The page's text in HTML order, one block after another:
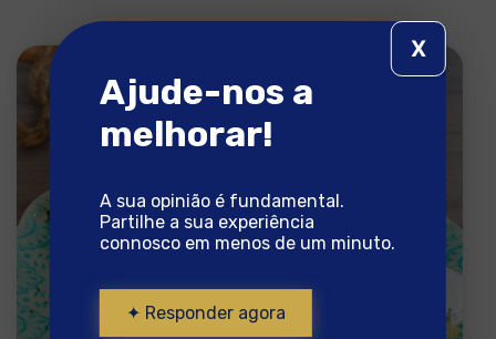
Ajude-nos a
melhorar!
A sua opinião é fundamental.
Partilhe a sua experiência
connosco em menos de um minuto.
✦ Responder agora
X